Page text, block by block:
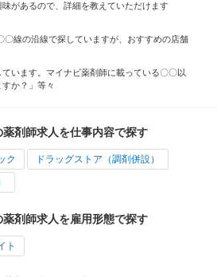
味があるので、詳細を教えていただけます
〇線の沿線で探していますが、おすすめの店舗
ています。マイナビ薬剤師に載っている〇〇以
か？」等々
剤師求人を仕事内容で探す
ク ドラッグストア（調剤併設）
剤師求人を雇用形態で探す
ト